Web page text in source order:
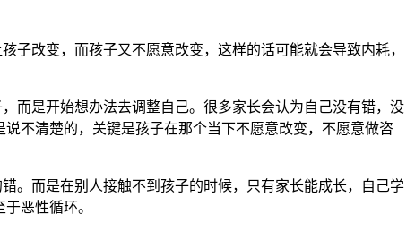
子改变，而孩子又不愿意改变，这样的话可能就会导致内耗，
是开始想办法去调整自己。很多家长会认为自己没有错，没
不清楚的，关键是孩子在那个当下不愿意改变，不愿意做咨
而是在别人接触不到孩子的时候，只有家长能成长，自己学
恶性循环。